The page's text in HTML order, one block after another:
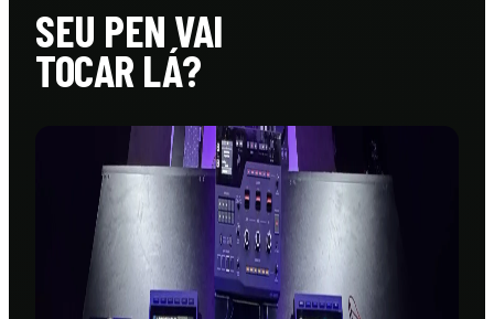
SEU PEN VAI
TOCAR LÁ?